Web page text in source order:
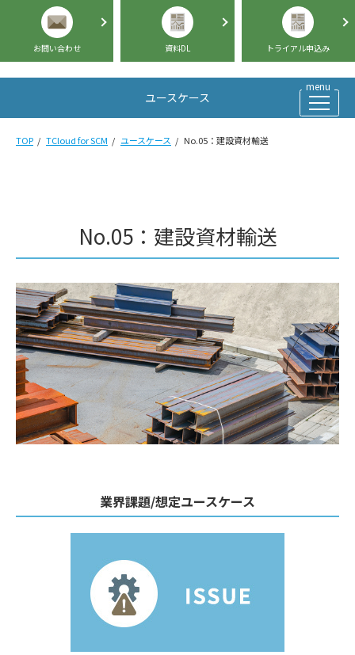
お問い合わせ 資料DL トライアル申込み
ユースケース
TOP TCloud for SCM ユースケース No.05：建設資材輸送
No.05：建設資材輸送
業界課題/想定ユースケース